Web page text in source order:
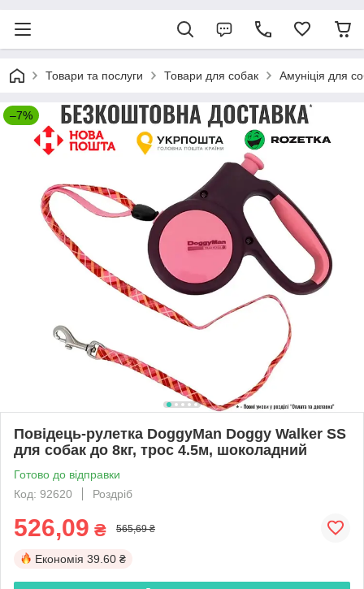
Товари та послуги Товари для собак Амуніція для
–7%
Повідець-рулетка DoggyMan Doggy Walker SS
для собак до 8кг, трос 4.5м, шоколадний
Готово до відправки
Код: 92620
Роздріб
526,09 ₴ 565,69 ₴
Економія 39.60 ₴